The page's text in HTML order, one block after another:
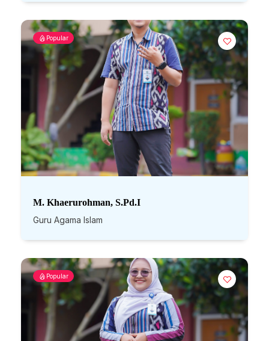
Popular
M. Khaerurohman, S.Pd.I
Guru Agama Islam
Popular